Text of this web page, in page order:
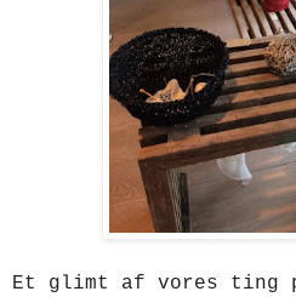
Et glimt af vores ting